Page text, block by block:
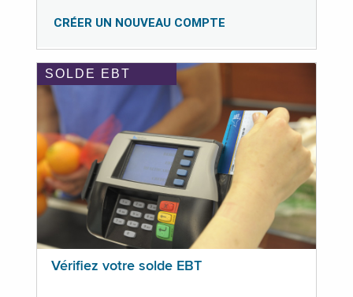
CRÉER UN NOUVEAU COMPTE
SOLDE EBT
Vérifiez votre solde EBT